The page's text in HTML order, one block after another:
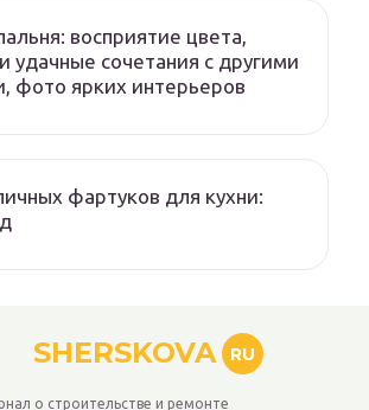
восприятие цвета,
удачные сочетания с другими
фото ярких интерьеров
фартуков для кухни:
SHERSKOVA RU
о строительстве и ремонте